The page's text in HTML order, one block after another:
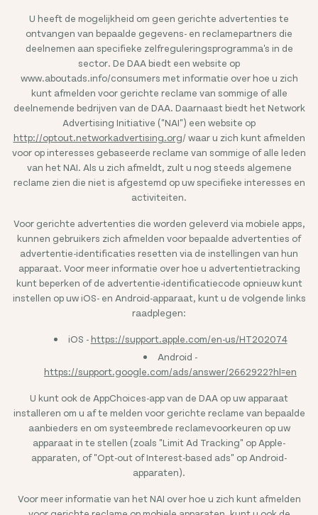
U heeft de mogelijkheid om geen gerichte advertenties te
ontvangen van bepaalde gegevens- en reclamepartners die
deelnemen aan specifieke zelfreguleringsprogramma's in de
sector. De DAA biedt een website op
www.aboutads.info/consumers met informatie over hoe u zich
kunt afmelden voor gerichte reclame van sommige of alle
deelnemende bedrijven van de DAA. Daarnaast biedt het Network
Advertising Initiative ("NAI") een website op
http://optout.networkadvertising.org/ waar u zich kunt afmelden
voor op interesses gebaseerde reclame van sommige of alle leden
van het NAI. Als u zich afmeldt, zult u nog steeds algemene
reclame zien die niet is afgestemd op uw specifieke interesses en
activiteiten.
Voor gerichte advertenties die worden geleverd via mobiele apps,
kunnen gebruikers zich afmelden voor bepaalde advertenties of
advertentie-identificaties resetten via de instellingen van hun
apparaat. Voor meer informatie over hoe u advertentietracking
kunt beperken of de advertentie-identificatiecode opnieuw kunt
instellen op uw iOS- en Android-apparaat, kunt u de volgende links
raadplegen:
iOS -https://support.apple.com/en-us/HT202074
Android -
https://support.google.com/ads/answer/2662922?hl=en
U kunt ook de AppChoices-app van de DAA op uw apparaat
installeren om u af te melden voor gerichte reclame van bepaalde
aanbieders en om systeembrede reclamevoorkeuren op uw
apparaat in te stellen (zoals "Limit Ad Tracking" op Apple-
apparaten, of "Opt-out of Interest-based ads" op Android-
apparaten).
Voor meer informatie van het NAI over hoe u zich kunt afmelden
Legal
Cookie Policy
Terms & Conditions
Contacteer ons
DSA verklaring
Food Waste Sources
Status
Copyright © Too Good To Go ApS. All Rights Reserved.